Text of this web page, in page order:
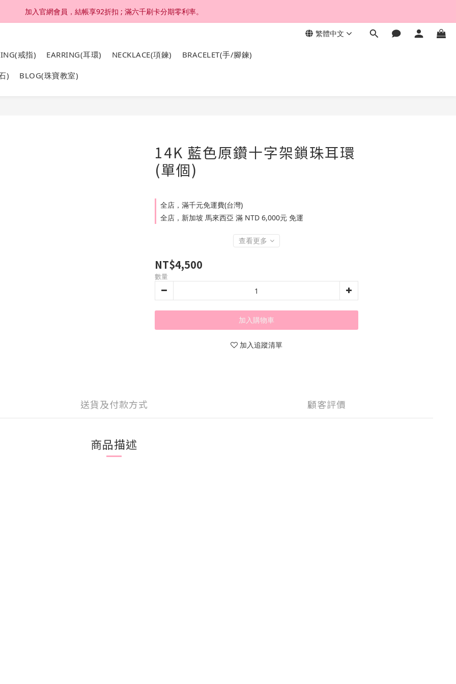
加入官網會員，結帳享92折扣 ; 滿六千刷卡分期零利率。
加入官網會員，結帳享92折扣 ; 滿六千刷卡分期零利率。
加入官網會員，結帳享92折扣 ; 滿六千刷卡分期零利率。
繁體中文
戒指) EARRING(耳環) NECKLACE(項鍊) BRACELET(手/腳鍊)
) BLOG(珠寶教室)
14K 藍色原鑽十字架鎖珠耳環
(單個)
全店，滿千元免運費(台灣)
全店，新加坡 馬來西亞 滿 NTD 6,000元 免運
查看更多
NT$4,500
數量
加入購物車
加入追蹤清單
送貨及付款方式 顧客評價
商品描述